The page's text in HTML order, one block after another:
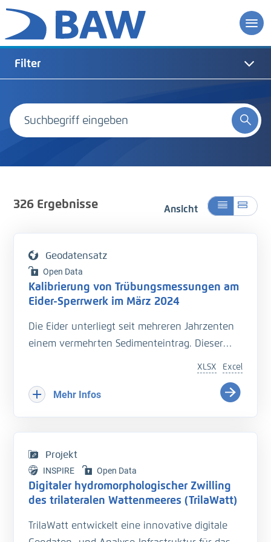
Filter
326Ergebnisse Ansicht
Geodatensatz
Open Data
Kalibrierung von Trübungsmessungen am
Eider-Sperrwerk im März 2024
Die Eider unterliegt seit mehreren Jahrzenten
einem vermehrten Sedimenteintrag. Dieser
Hinterlandes so wie die Schiffbarkeit des
Bundeswasserstraße.
der Entwässerung des Hinterlandes führt. Das
Kooperationsprojekt „Zukunft Eider“ wurde
geschaffen um Vorarbeiten zu leisten, welche
Anpassungen und Erweiterungen der
Excel
XLSX
Mehr Infos
Projekt
INSPIRE Open Data
Digitaler hydromorphologischer Zwilling
des trilateralen Wattenmeeres (TrilaWatt)
TrilaWatt entwickelt eine innovative digitale